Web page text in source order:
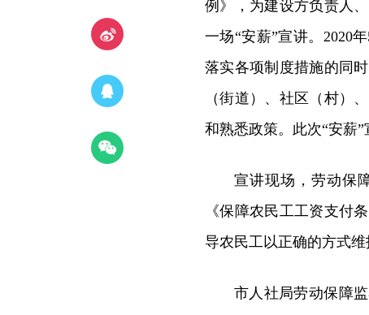
例》，为建设方负责人
一场“安薪”宣讲。2020
落实各项制度措施的同
（街道）、社区（村）
和熟悉政策。此次“安薪”
宣讲现场，劳动保
《保障农民工工资支付
导农民工以正确的方式维
市人社局劳动保障